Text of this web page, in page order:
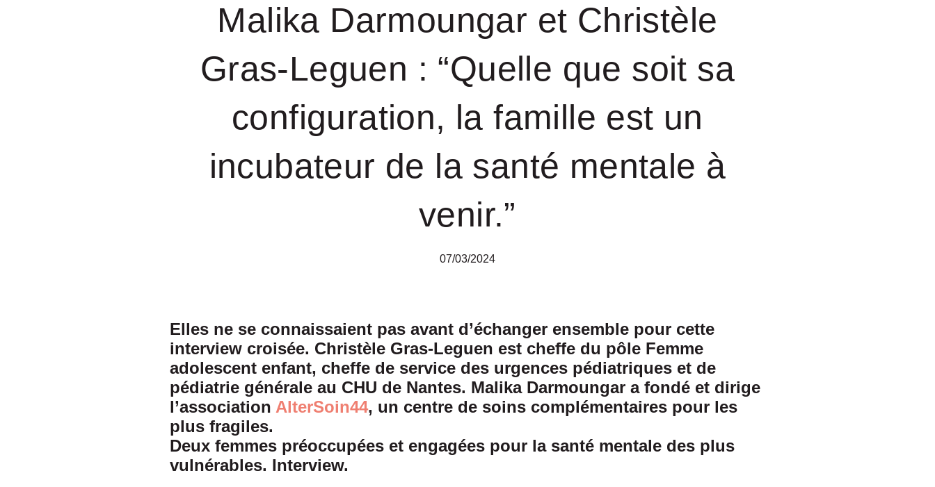
Malika Darmoungar et Christèle
Gras-Leguen : “Quelle que soit sa
configuration, la famille est un
incubateur de la santé mentale à
venir.”
07/03/2024
Elles ne se connaissaient pas avant d’échanger ensemble pour cette
interview croisée. Christèle Gras-Leguen est cheffe du pôle Femme
adolescent enfant, cheffe de service des urgences pédiatriques et de
pédiatrie générale au CHU de Nantes. Malika Darmoungar a fondé et dirige
l’association AlterSoin44, un centre de soins complémentaires pour les
plus fragiles.
Deux femmes préoccupées et engagées pour la santé mentale des plus
vulnérables. Interview.